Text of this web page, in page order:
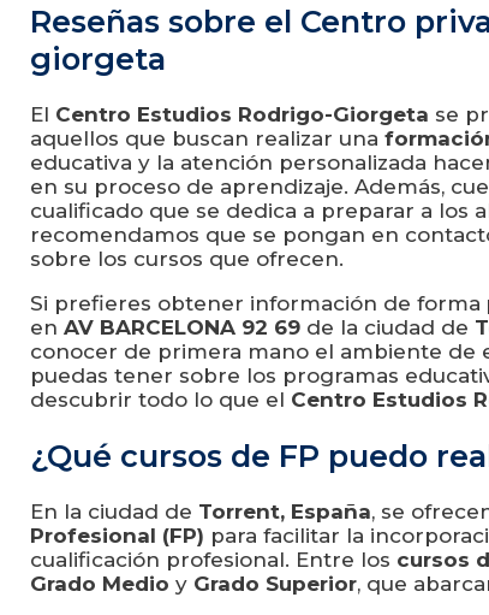
Reseñas sobre el Centro
giorgeta
El Centro Estudios Rodrigo-Giorgeta se
aquellos que buscan realizar una
educativa y la atención personalizada
en su proceso de aprendizaje. Además,
cualificado que se dedica a preparar a los
recomendamos que se pongan en
sobre los cursos que ofrecen.
Si prefieres obtener información de forma
en AV BARCELONA 92 69 de la ciudad de
conocer de primera mano el ambiente de
puedas tener sobre los programas
descubrir todo lo que el Centro Estudios
¿Qué cursos de FP puedo
En la ciudad de Torrent, España, se
Profesional (FP) para facilitar la
cualificación profesional. Entre los cursos
Grado Medio y Grado Superior, que